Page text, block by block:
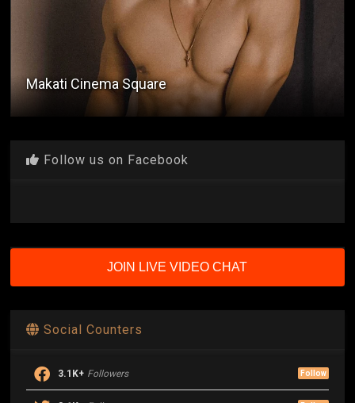
Makati Cinema Square
Follow us on Facebook
JOIN LIVE VIDEO CHAT
Social Counters
3.1K+ Followers Follow